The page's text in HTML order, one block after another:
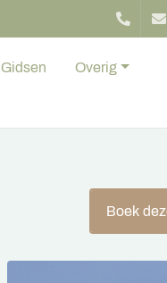
Gidsen Overig
Boek